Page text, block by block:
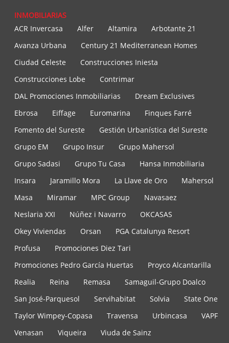
INMOBILIARIAS
ACR Invercasa
Alfer Altamira
Arbotante 21
Avanza Urbana
Century 21 Mediterranean Homes
Ciudad Celeste
Construcciones Iniesta
Construcciones Lobe
Contrimar
DAL Promociones Inmobiliarias
Dream Exclusives
Ebrosa
Eiffage Euromarina
Finques Farré
Fomento del Sureste
Gestión Urbanística del Sureste
Grupo EM
Grupo Insur
Grupo Mahersol
Grupo Sadasi
Grupo Tu Casa
Hansa Inmobiliaria
Insara
Jaramillo Mora La Llave de Oro
Mahersol
Masa
Miramar MPC Group
Navasaez
Neslaria XXI
Núñez i Navarro
OKCASAS
Okey Viviendas
Orsan
PGA Catalunya Resort
Profusa
Promociones Diez Tari
Promociones Pedro García Huertas
Proyco Alcantarilla
Realia
Reina Remasa
Samaguil-Grupo Doalco
San José-Parquesol
Servihabitat Solvia
State One
Taylor Wimpey-Copasa
Travensa Urbincasa
VAPF
Venasan
Viqueira Viuda de Sainz